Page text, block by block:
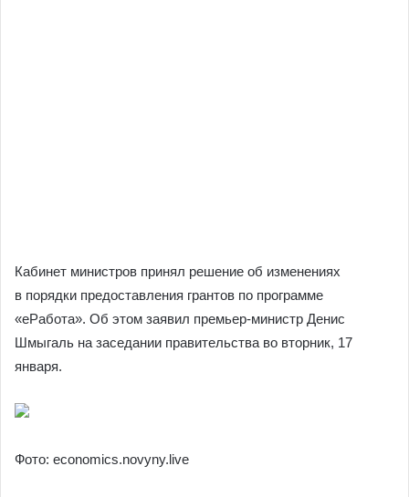
Кабинет министров принял решение об изменениях
в порядки предоставления грантов по программе
«еРабота». Об этом заявил премьер-министр Денис
Шмыгаль на заседании правительства во вторник, 17
января.
Фото: economics.novyny.live